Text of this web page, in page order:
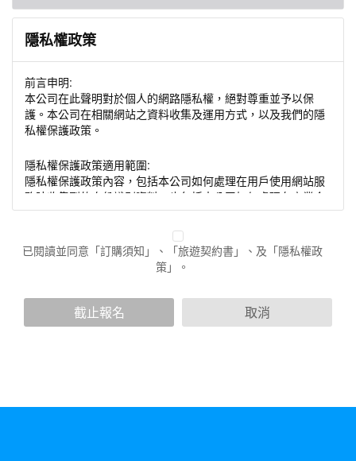
隱私權政策
前言申明:
本公司在此聲明對於個人的網路隱私權，絕對尊重並予以保
護。本公司在相關網站之資料收集及運用方式，以及我們的隱
私權保護政策。
隱私權保護政策適用範圍:
隱私權保護政策內容，包括本公司如何處理在用戶使用網站服
務時收集到的身份識別資料，也包括本公司如何處理在商業合
作與本公司合作時分享的任何身份識別資料。隱私權保護政策
不適用於本公司以外的公司或網站群，與非本站所僱用或管理
人員。例如您透過本公司旗下網站上的廣告廠商連結，這些置
放連結的廠商也可能蒐集您個人的資料。對於您主動提供的個
人資訊，這些廣告廠商或連結網站有其個別的隱私權保護政
您個人在本網站上的聊天室或討論區中任意公開個人資料的行
為，在非經加密的保護下，亦不適用於本公司隱私權保護政
個人的資料，其範圍如下：
已閱讀並同意「訂購須知」、「旅遊契約書」、及「隱私權政
策」。
截止報名 取消